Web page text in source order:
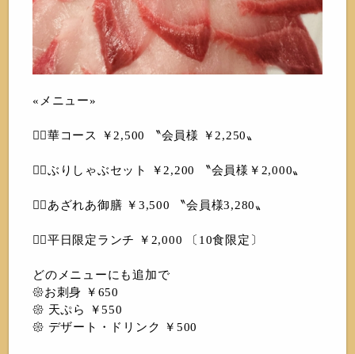
«メニュー»
❁⃘華コース ￥2,500 〝会員様 ￥2,250〟
❁⃘ぶりしゃぶセット ￥2,200 〝会員様￥2,000〟
❁⃘あざれあ御膳 ￥3,500 〝会員様3,280〟
❁⃘平日限定ランチ ￥2,000 〔10食限定〕
どのメニューにも追加で
𑁍お刺身 ￥650
𑁍 天ぷら ￥550
𑁍 デザート・ドリンク ￥500